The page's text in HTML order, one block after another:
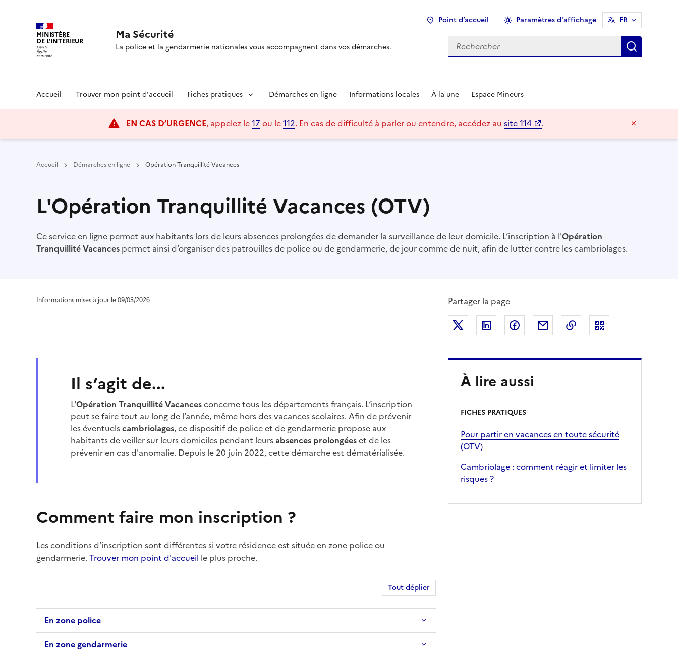
MINISTÈRE
DE L'INTÉRIEUR Ma Sécurité
La police et la gendarmerie nationales vous accompagnent dans vos démarches.
Point d’accueil Paramètres d'affichage FR
Rechercher
principaleAccueil Trouver mon point d'accueil Fiches pratiques Démarches en ligne Informations locales À la une Espace Mineurs
EN CAS D’URGENCE, appelez le17 ou le112. En cas de difficulté à parler ou entendre, accédez au site 114 .
Accueil Démarches en ligne Opération Tranquillité Vacances
L'Opération Tranquillité Vacances (OTV)
Ce service en ligne permet aux habitants lors de leurs absences prolongées de demander la surveillance de leur domicile. L’inscription à l'Opération
Tranquillité Vacances permet ainsi d’organiser des patrouilles de police ou de gendarmerie, de jour comme de nuit, afin de lutter contre les cambriolages.
Informations mises à jour le 09/03/2026
Partager la page
Partager sur Twitter
Partager sur LinkedIn
Partager sur Facebook
Partager par mailCopier dans le presse-
Il s’agit de...
L'Opération Tranquillité Vacancesconcerne tous les départements français. L’inscription
peut se faire tout au long de l’année, même hors des vacances scolaires. Afin de prévenir
les éventuelscambriolages, ce dispositif de police et de gendarmerie propose aux
habitants de veiller sur leurs domiciles pendant leursabsences prolongéeset de les
prévenir en cas d'anomalie. Depuis le 20 juin 2022, cette démarche est dématérialisée.
Comment faire mon inscription ?
Les conditions d’inscription sont différentes si votre résidence est située en zone police ou
gendarmerie. Trouver mon point d'accueil le plus proche.
Tout déplier
En zone police
En zone gendarmerie
À lire aussi
FICHES PRATIQUES
Pour partir en vacances en toute sécurité
(OTV)
Cambriolage : comment réagir et limiter les
risques ?